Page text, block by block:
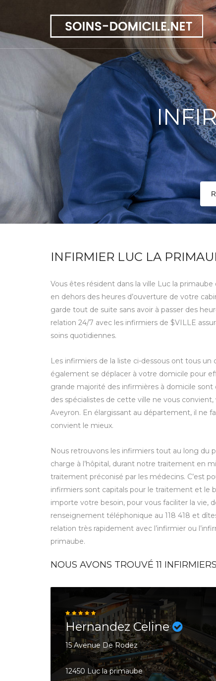
INFIRMIER LUC LA
Vous êtes résident dans la ville Luc la
en dehors des heures d’ouverture de votre
garde tout de suite sans avoir à passer des
relation 24/7 avec les infirmiers de $VILLE
soins quotidiennes.
Les infirmiers de la liste ci-dessous ont tous
également se déplacer à votre domicile pour
grande majorité des infirmières à domicile
des spécialistes de cette ville ne vous
Aveyron. En élargissant au département, il ne
convient le mieux.
Nous retrouvons les infirmiers tout au long du
charge à l’hôpital, durant notre traitement en
traitement préconisé par les médecins. C’est
infirmiers sont capitals pour le traitement et le
importe votre besoin, pour vous faciliter la vie,
renseignement téléphonique au 118 418 et
relation très rapidement avec l’infirmier ou
primaube.
NOUS AVONS TROUVÉ11
Hernandez Celine
15 Avenue De Rodez
12450 Luc la primaube